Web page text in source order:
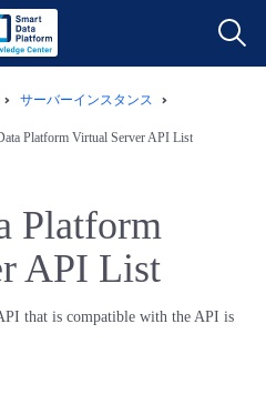
サーバーインスタンス
Platform Virtual Server API List
Platform
API List
that is compatible with the API is